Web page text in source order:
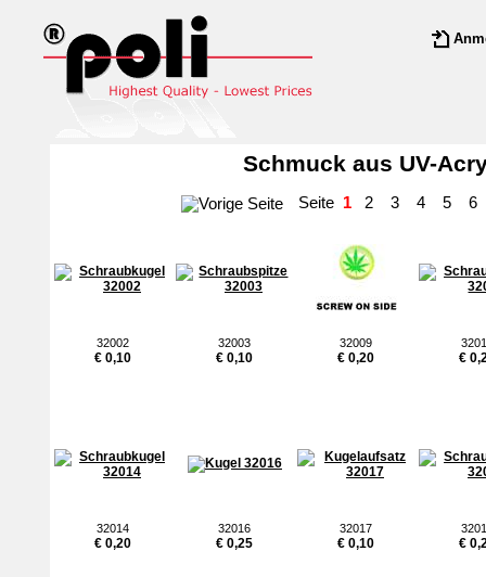
Schmuck aus UV-
Seite 1 2 3 4 5 6
32002
€ 0,10
32003
€ 0,10
32009
€ 0,20 €
32014
€ 0,20
32016
€ 0,25
32017
€ 0,10 €